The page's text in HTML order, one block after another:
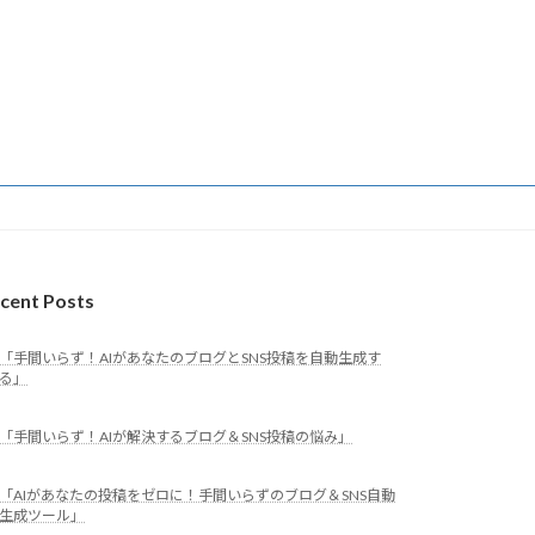
Posts
「手間いらず！AIがあなたのブログとSNS投稿を自動生成す
る」
「手間いらず！AIが解決するブログ＆SNS投稿の悩み」
「AIがあなたの投稿をゼロに！手間いらずのブログ＆SNS自動
生成ツール」